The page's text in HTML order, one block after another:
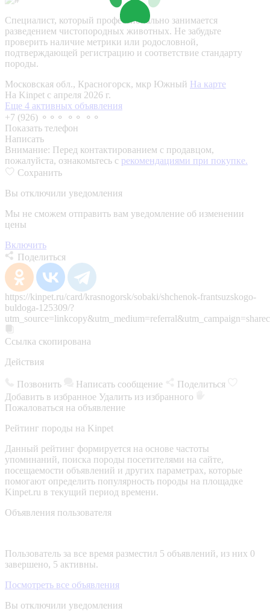
Специалист, который профессионально занимается
разведением чистопородных животных. Не забудьте
проверить наличие метрики или родословной,
подтверждающей регистрацию и соответствие стандарту
породы.
Московская обл., Красногорск, мкр Южный На карте
На Kinpet c апреля 2026 г.
Еще 4 активных объявления
+7 (926) ⚬⚬⚬ ⚬⚬ ⚬⚬
Показать телефон
Написать
Внимание: Перед контактированием с продавцом,
пожалуйста, ознакомьтесь с рекомендациями при покупке.
Сохранить
Вы отключили уведомления
Мы не сможем отправить вам уведомление об изменении
цены
Включить
Поделиться
https://kinpet.ru/card/krasnogorsk/sobaki/shchenok-frantsuzskogo-
buldoga-125309/?
Ссылка скопирована
Действия
Позвонить Написать сообщение
Поделиться
Добавить в избранное Удалить из избранного
Пожаловаться на объявление
Рейтинг породы на Kinpet
Данный рейтинг формируется на основе частоты
упоминаний, поиска породы посетителями на сайте,
посещаемости объявлений и других параметрах, которые
помогают определить популярность породы на площадке
Kinpet.ru в текущий период времени.
Объявления пользователя
Пользователь за все время разместил 5 объявлений, из них 0
завершено, 5 активны.
Посмотреть все объявления
Вы отключили уведомления